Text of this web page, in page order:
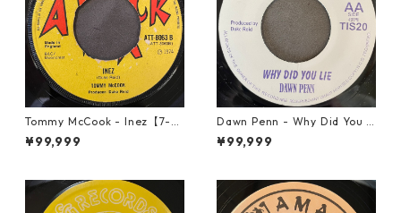
Tommy McCook - Inez【7-21
840】
¥99,999
Dawn Penn - Why Did You Li
e【7-21938】
¥99,999